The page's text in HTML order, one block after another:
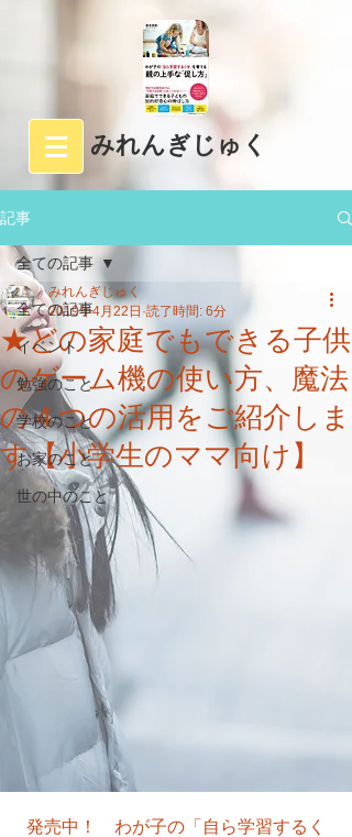
みれんぎじゅく
記事
全ての記事
イベント
勉強のこと
学校のこと
お家のこと
世の中のこと
全ての記事
★どの家庭でもできる子供
のゲーム機の使い方、魔法
の４つの活用をご紹介しま
す【小学生のママ向け】
みれんぎじゅく
2019年4月22日 読了時間: 6分
発売中！　わが子の「自ら学習するく